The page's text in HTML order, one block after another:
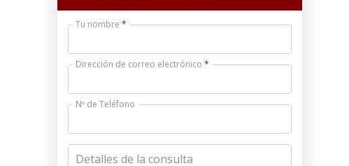
Tu nombre
Dirección de correo electrónico
Nº de Teléfono
Detalles de la consulta